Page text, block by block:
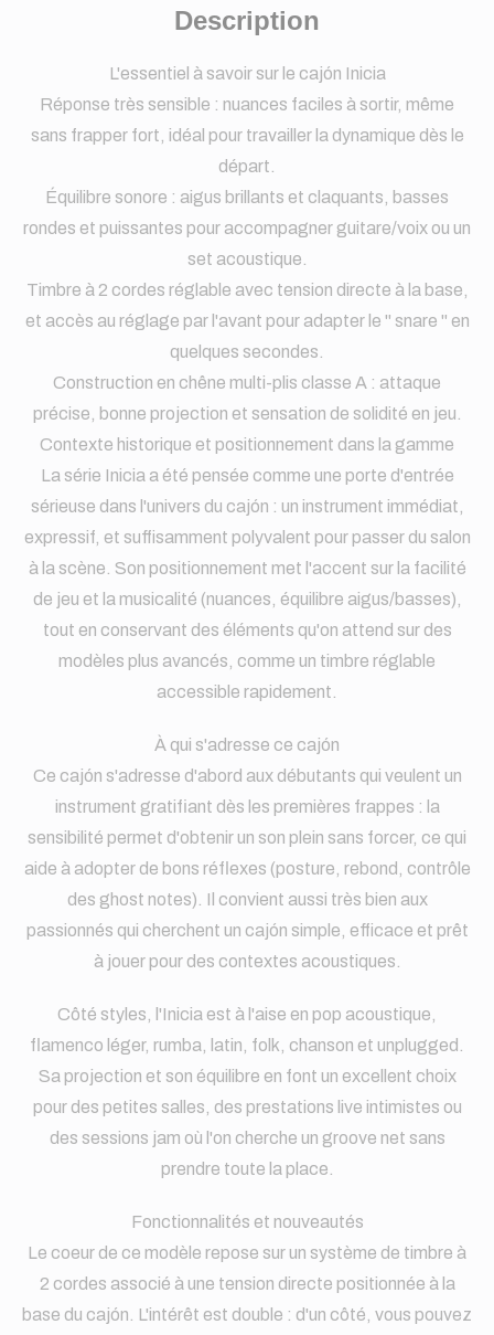
Description
L'essentiel à savoir sur le cajón Inicia
Réponse très sensible : nuances faciles à sortir, même
sans frapper fort, idéal pour travailler la dynamique dès le
départ.
Équilibre sonore : aigus brillants et claquants, basses
rondes et puissantes pour accompagner guitare/voix ou un
set acoustique.
Timbre à 2 cordes réglable avec tension directe à la base,
et accès au réglage par l'avant pour adapter le " snare " en
quelques secondes.
Construction en chêne multi-plis classe A : attaque
précise, bonne projection et sensation de solidité en jeu.
Contexte historique et positionnement dans la gamme
La série Inicia a été pensée comme une porte d'entrée
sérieuse dans l'univers du cajón : un instrument immédiat,
expressif, et suffisamment polyvalent pour passer du salon
à la scène. Son positionnement met l'accent sur la facilité
de jeu et la musicalité (nuances, équilibre aigus/basses),
tout en conservant des éléments qu'on attend sur des
modèles plus avancés, comme un timbre réglable
accessible rapidement.
À qui s'adresse ce cajón
Ce cajón s'adresse d'abord aux débutants qui veulent un
instrument gratifiant dès les premières frappes : la
sensibilité permet d'obtenir un son plein sans forcer, ce qui
aide à adopter de bons réflexes (posture, rebond, contrôle
des ghost notes). Il convient aussi très bien aux
passionnés qui cherchent un cajón simple, efficace et prêt
à jouer pour des contextes acoustiques.
Côté styles, l'Inicia est à l'aise en pop acoustique,
flamenco léger, rumba, latin, folk, chanson et unplugged.
Sa projection et son équilibre en font un excellent choix
pour des petites salles, des prestations live intimistes ou
des sessions jam où l'on cherche un groove net sans
prendre toute la place.
Fonctionnalités et nouveautés
Le coeur de ce modèle repose sur un système de timbre à
2 cordes associé à une tension directe positionnée à la
base du cajón. L'intérêt est double : d'un côté, vous pouvez